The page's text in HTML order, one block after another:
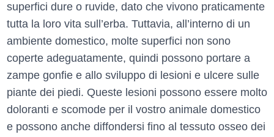
superfici dure o ruvide, dato che vivono praticamente
tutta la loro vita sull’erba. Tuttavia, all’interno di un
ambiente domestico, molte superfici non sono
coperte adeguatamente, quindi possono portare a
zampe gonfie e allo sviluppo di lesioni e ulcere sulle
piante dei piedi. Queste lesioni possono essere molto
doloranti e scomode per il vostro animale domestico
e possono anche diffondersi fino al tessuto osseo dei